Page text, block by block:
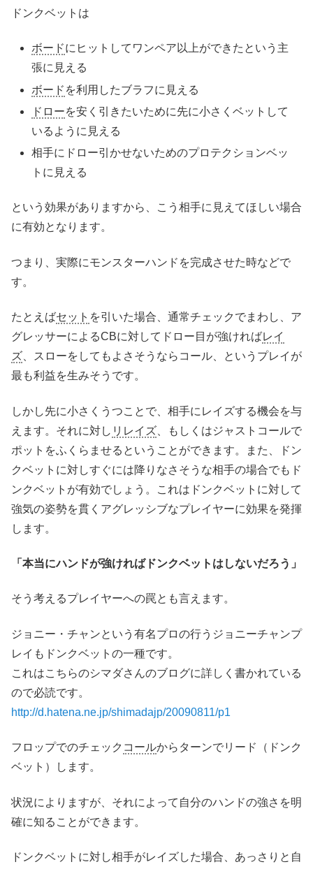
ドンクベットは
ボードにヒットしてワンペア以上ができたという主
張に見える
ボード を利用したブラフに見える
ドローを安く引きたいために先に小さくベットして
いるように見える
相手にドロー引かせないためのプロテクションベッ
トに見える
という効果がありますから、こう相手に見えてほしい場合
に有効となります。
つまり、実際にモンスターハンドを完成させた時などで
す。
たとえばセット を引いた場合、通常チェックでまわし、ア
グレッサーによるCBに対してドロー目が強ければレイ
ズ 、スローをしてもよさそうならコール、というプレイが
最も利益を生みそうです。
しかし先に小さくうつことで、相手にレイズする機会を与
えます。それに対し リレイズ 、もしくはジャストコールで
ポットをふくらませるということができます。また、ドン
クベットに対しすぐには降りなさそうな相手の場合でもド
ンクベットが有効でしょう。これはドンクベットに対して
強気の姿勢を貫くアグレッシブなプレイヤーに効果を発揮
します。
「本当にハンドが強ければドンクベットはしないだろう」
そう考えるプレイヤーへの罠とも言えます。
ジョニー・チャンという有名プロの行うジョニーチャンプ
レイもドンクベットの一種です。
これはこちらのシマダさんのブログに詳しく書かれている
ので必読です。
http://d.hatena.ne.jp/shimadajp/20090811/p1
フロップでのチェック コールからターンでリード（ドンク
ベット）します。
状況によりますが、それによって自分のハンドの強さを明
確に知ることができます。
ドンクベットに対し相手がレイズした場合、あっさりと自